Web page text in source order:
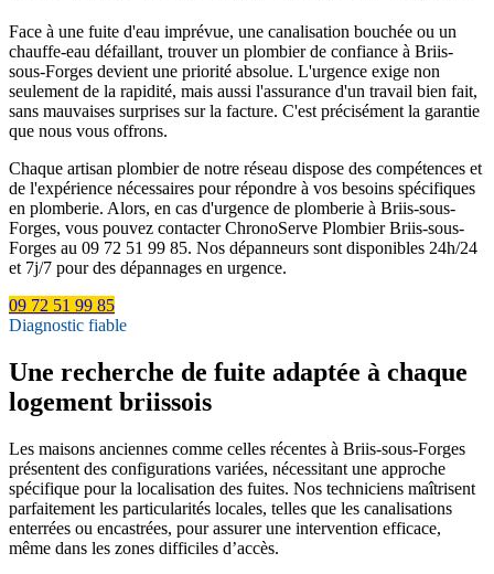
Face à une fuite d'eau imprévue, une canalisation bouchée ou un
chauffe-eau défaillant, trouver un plombier de confiance à Briis-
sous-Forges devient une priorité absolue. L'urgence exige non
seulement de la rapidité, mais aussi l'assurance d'un travail bien fait,
sans mauvaises surprises sur la facture. C'est précisément la garantie
que nous vous offrons.
Chaque artisan plombier de notre réseau dispose des compétences et
de l'expérience nécessaires pour répondre à vos besoins spécifiques
en plomberie. Alors, en cas d'urgence de plomberie à Briis-sous-
Forges, vous pouvez contacter ChronoServe Plombier Briis-sous-
Forges au 09 72 51 99 85. Nos dépanneurs sont disponibles 24h/24
et 7j/7 pour des dépannages en urgence.
09 72 51 99 85
Diagnostic fiable
Une recherche de fuite adaptée à chaque
logement briissois
Les maisons anciennes comme celles récentes à Briis-sous-Forges
présentent des configurations variées, nécessitant une approche
spécifique pour la localisation des fuites. Nos techniciens maîtrisent
parfaitement les particularités locales, telles que les canalisations
enterrées ou encastrées, pour assurer une intervention efficace,
même dans les zones difficiles d’accès.